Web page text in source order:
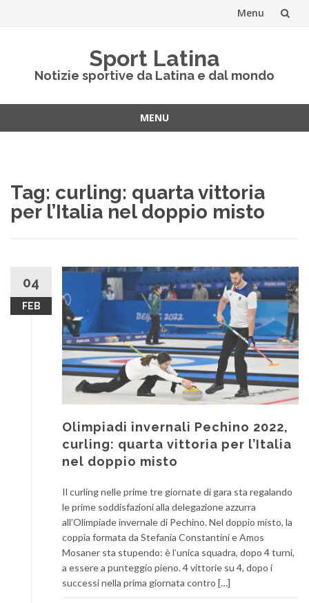
Menu
Sport Latina
Notizie sportive da Latina e dal mondo
MENU
Tag: curling: quarta vittoria
per l’Italia nel doppio misto
04
FEB
Olimpiadi invernali Pechino 2022,
curling: quarta vittoria per l’Italia
nel doppio misto
Il curling nelle prime tre giornate di gara sta regalando
le prime soddisfazioni alla delegazione azzurra
all’Olimpiade invernale di Pechino. Nel doppio misto, la
coppia formata da Stefania Constantini e Amos
Mosaner sta stupendo: è l’unica squadra, dopo 4 turni,
a essere a punteggio pieno. 4 vittorie su 4, dopo i
successi nella prima giornata contro […]